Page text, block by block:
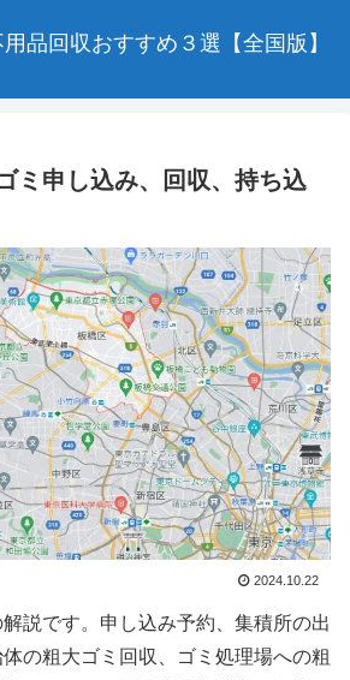
品回収おすすめ３選【全国版】
ミ申し込み、回収、持ち込
2024.10.22
説です。申し込み予約、集積所の出
の粗大ゴミ回収、ゴミ処理場への粗